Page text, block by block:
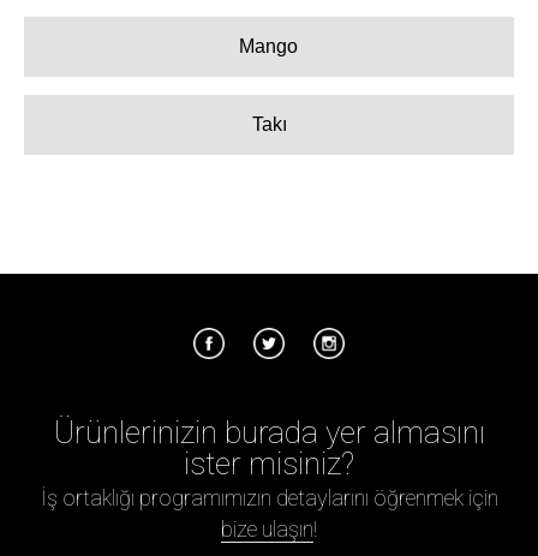
Mango
Takı
Ürünlerinizin burada yer almasını
ister misiniz?
İş ortaklığı programımızın detaylarını öğrenmek için
bize ulaşın!